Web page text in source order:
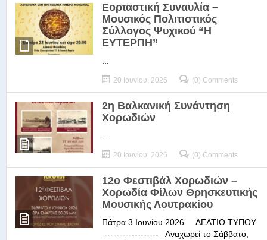
Εορταστική Συναυλία –
Μουσικός Πολιτιστικός
Σύλλογος Ψυχικού “Η
ΕΥΤΕΡΠΗ”
20 Ιουνίου, 2026 (0) Comments
2η Βαλκανική Συνάντηση
Χορωδιών
20 Ιουνίου, 2026 (0) Comments
12ο Φεστιβάλ Χορωδιών –
Χορωδία Φίλων Θρησκευτικής
Μουσικής Λουτρακίου
Πάτρα 3 Ιουνίου 2026 ΔΕΛΤΙΟ ΤΥΠΟΥ
------------------- Αναχωρεί το Σάββατο,